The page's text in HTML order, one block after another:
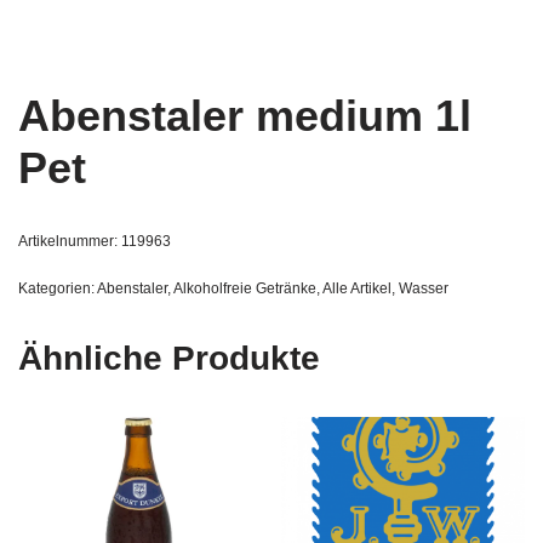
Abenstaler medium 1l
Pet
Artikelnummer: 119963
Kategorien:Abenstaler,Alkoholfreie Getränke,Alle Artikel , Wasser
Ähnliche Produkte